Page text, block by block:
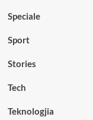
Speciale
Sport
Stories
Tech
Teknologjia